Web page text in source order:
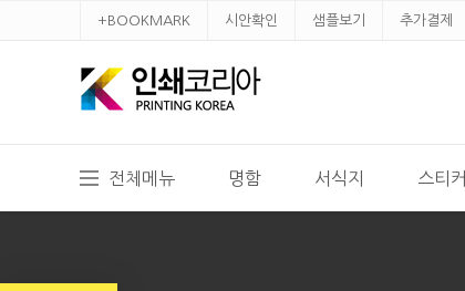
+BOOKMARK 시안확인 샘플보기 추가결제
전체메뉴 명함 서식지 스티커